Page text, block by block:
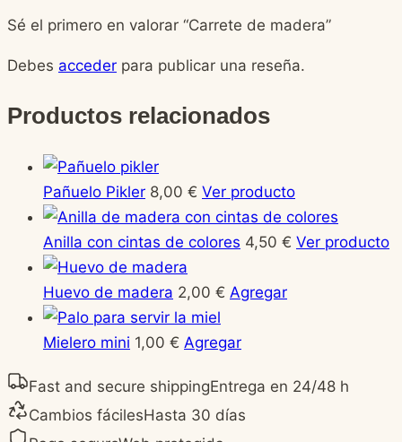
Sé el primero en valorar “Carrete de madera”
Debes acceder para publicar una reseña.
Productos relacionados
Pañuelo Pikler 8,00 € Ver producto
Anilla con cintas de colores 4,50 € Ver producto
Huevo de madera 2,00 € Agregar
Mielero mini 1,00 € Agregar
Fast and secure shippingEntrega en 24/48 h
Cambios fácilesHasta 30 días